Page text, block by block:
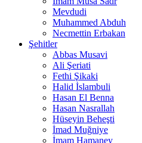
Mevdudi
Muhammed Abduh
Necmettin Erbakan
Şehitler
Abbas Musavi
Ali Şeriati
Fethi Şikaki
Halid İslambuli
Hasan El Benna
Hasan Nasrallah
Hüseyin Beheşti
İmad Muğniye
İmam Hamaney